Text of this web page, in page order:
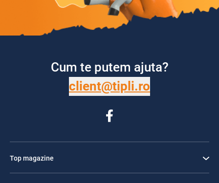
Cum te putem ajuta?
client@tipli.ro
Top magazine